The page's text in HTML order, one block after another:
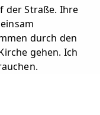
der Straße. Ihre
durch den
gehen. Ich